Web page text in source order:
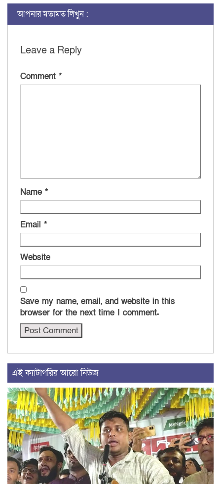
আপনার মতামত লিখুন :
Leave a Reply
Comment *
Name *
Email *
Website
Save my name, email, and website in this
browser for the next time I comment.
এই ক্যাটাগরির আরো নিউজ